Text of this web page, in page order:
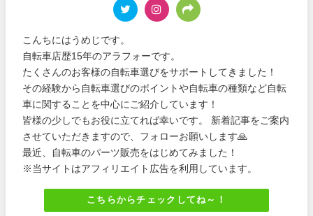
こんちにはうめじです。
自転車店歴15年のアラフォーです。
たくさんのお客様の自転車選びをサポートしてきました！
その経験から自転車選びのポイントや自転車の種類など自転
車に関することを中心にご紹介しています！
皆様の少しでもお役に立てれば幸いです。 新着記事をご案内
させていただきますので、フォローお願いします🙏
最近、自転車のパーツ販売をはじめてみました！
※当サイトはアフィリエイト広告を利用しています。
こちらからチェックしてね～！